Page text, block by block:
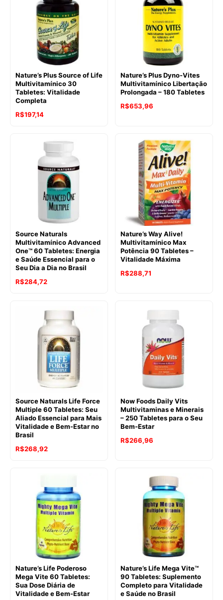
Nature’s Plus Source of Life
Multivitamínico 30
Tabletes: Vitalidade
Completa
R$197,14
Nature’s Plus Dyno-Vites
Multivitamínico Libertação
Prolongada – 180 Tabletes
R$653,96
Source Naturals
Multivitamínico Advanced
One™ 60 Tabletes: Energia
e Saúde Essencial para o
Seu Dia a Dia no Brasil
R$284,72
Nature’s Way Alive!
Multivitamínico Max
Potência 90 Tabletes –
Vitalidade Máxima
R$288,71
Source Naturals Life Force
Multiple 60 Tabletes: Seu
Aliado Essencial para Mais
Vitalidade e Bem-Estar no
Brasil
R$268,92
Now Foods Daily Vits
Multivitaminas e Minerais
– 250 Tabletes para o Seu
Bem-Estar
R$266,96
Nature’s Life Poderoso
Mega Vite 60 Tabletes:
Sua Dose Diária de
Vitalidade e Bem-Estar
Nature’s Life Mega Vite™
90 Tabletes: Suplemento
Completo para Vitalidade
e Saúde no Brasil